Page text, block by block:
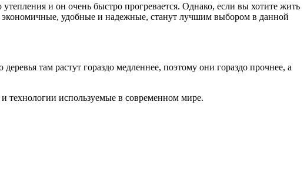
и он очень быстро прогревается. Однако, если вы хотите жить
экономичные, удобные и надежные, станут лучшим выбором в данной
там растут гораздо медленнее, поэтому они гораздо прочнее, а
технологии используемые в современном мире.